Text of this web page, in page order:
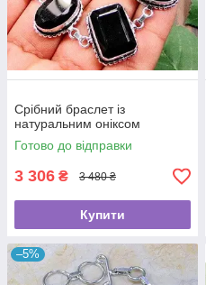
Срібний браслет із
натуральним оніксом
Готово до відправки
3 306 ₴ 3 480 ₴
Купити
–5%